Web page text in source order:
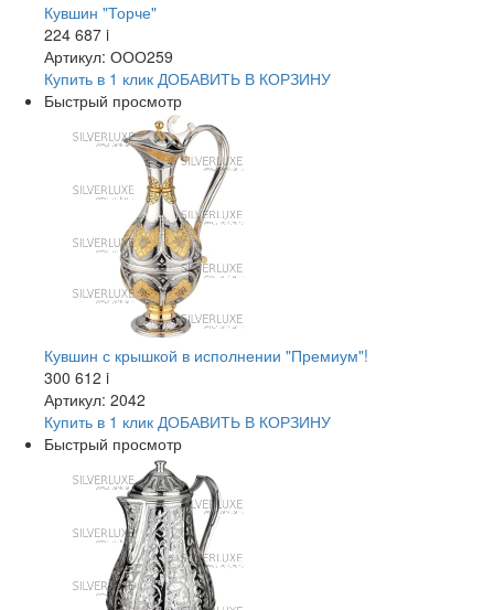
Кувшин "Торче"
224 687 i
Артикул: ООО259
Купить в 1 клик ДОБАВИТЬ В КОРЗИНУ
Быстрый просмотр
Кувшин с крышкой в исполнении "Премиум"!
300 612 i
Артикул: 2042
Купить в 1 клик ДОБАВИТЬ В КОРЗИНУ
Быстрый просмотр